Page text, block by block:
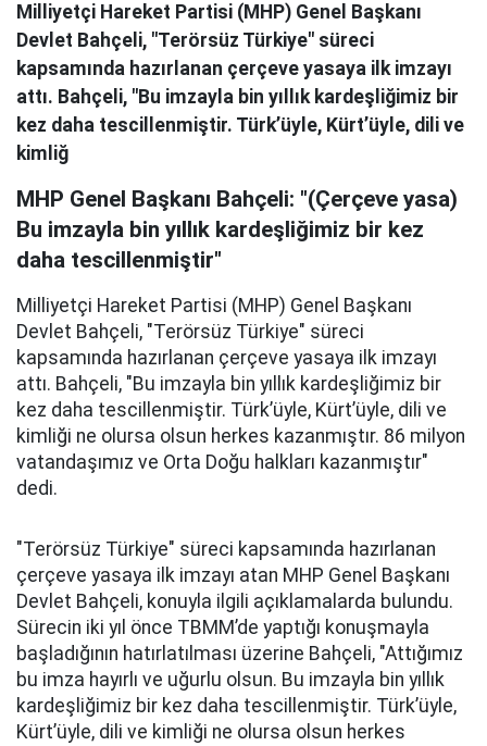
Milliyetçi Hareket Partisi (MHP) Genel Başkanı
Devlet Bahçeli, "Terörsüz Türkiye" süreci
kapsamında hazırlanan çerçeve yasaya ilk imzayı
attı. Bahçeli, "Bu imzayla bin yıllık kardeşliğimiz bir
kez daha tescillenmiştir. Türk’üyle, Kürt’üyle, dili ve
kimliğ
MHP Genel Başkanı Bahçeli: "(Çerçeve yasa)
Bu imzayla bin yıllık kardeşliğimiz bir kez
daha tescillenmiştir"
Milliyetçi Hareket Partisi (MHP) Genel Başkanı
Devlet Bahçeli, "Terörsüz Türkiye" süreci
kapsamında hazırlanan çerçeve yasaya ilk imzayı
attı. Bahçeli, "Bu imzayla bin yıllık kardeşliğimiz bir
kez daha tescillenmiştir. Türk’üyle, Kürt’üyle, dili ve
kimliği ne olursa olsun herkes kazanmıştır. 86 milyon
vatandaşımız ve Orta Doğu halkları kazanmıştır"
dedi.
"Terörsüz Türkiye" süreci kapsamında hazırlanan
çerçeve yasaya ilk imzayı atan MHP Genel Başkanı
Devlet Bahçeli, konuyla ilgili açıklamalarda bulundu.
Sürecin iki yıl önce TBMM’de yaptığı konuşmayla
başladığının hatırlatılması üzerine Bahçeli, "Attığımız
bu imza hayırlı ve uğurlu olsun. Bu imzayla bin yıllık
kardeşliğimiz bir kez daha tescillenmiştir. Türk’üyle,
Kürt’üyle, dili ve kimliği ne olursa olsun herkes